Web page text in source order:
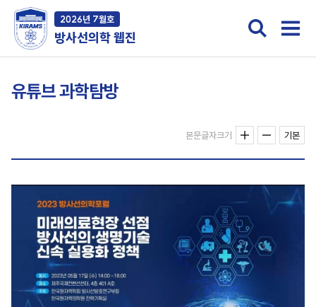
2026년 7월호
방사선의학 웹진
유튜브 과학탐방
본문글자크기 기본